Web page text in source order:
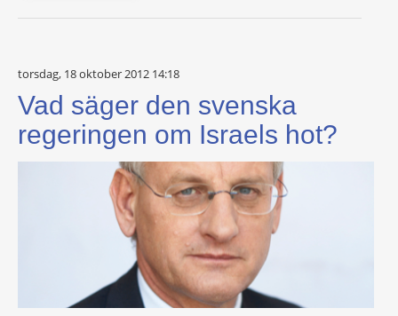
torsdag, 18 oktober 2012 14:18
Vad säger den svenska
regeringen om Israels hot?